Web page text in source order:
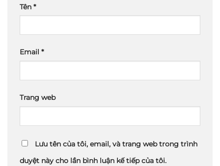
Tên *
Email *
Trang web
Lưu tên của tôi, email, và trang web trong trình
duyệt này cho lần bình luận kế tiếp của tôi.